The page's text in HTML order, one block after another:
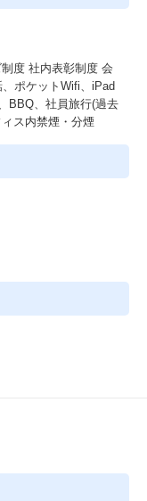
度 社内表彰制度 会
ポケットWifi、iPad
BBQ、社員旅行(過去
ス内禁煙・分煙